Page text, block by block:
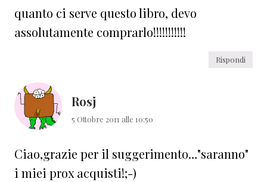
quanto ci serve questo libro, devo
assolutamente comprarlo!!!!!!!!!!!
Rispondi
Rosj
5 Ottobre 2011 alle 10:50
Ciao,grazie per il suggerimento…"saranno"
i miei prox acquisti!;-)